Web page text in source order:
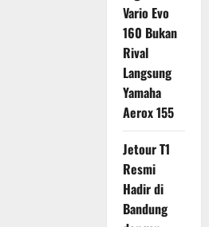
Vario Evo
160 Bukan
Rival
Langsung
Yamaha
Aerox 155
Jetour T1
Resmi
Hadir di
Bandung